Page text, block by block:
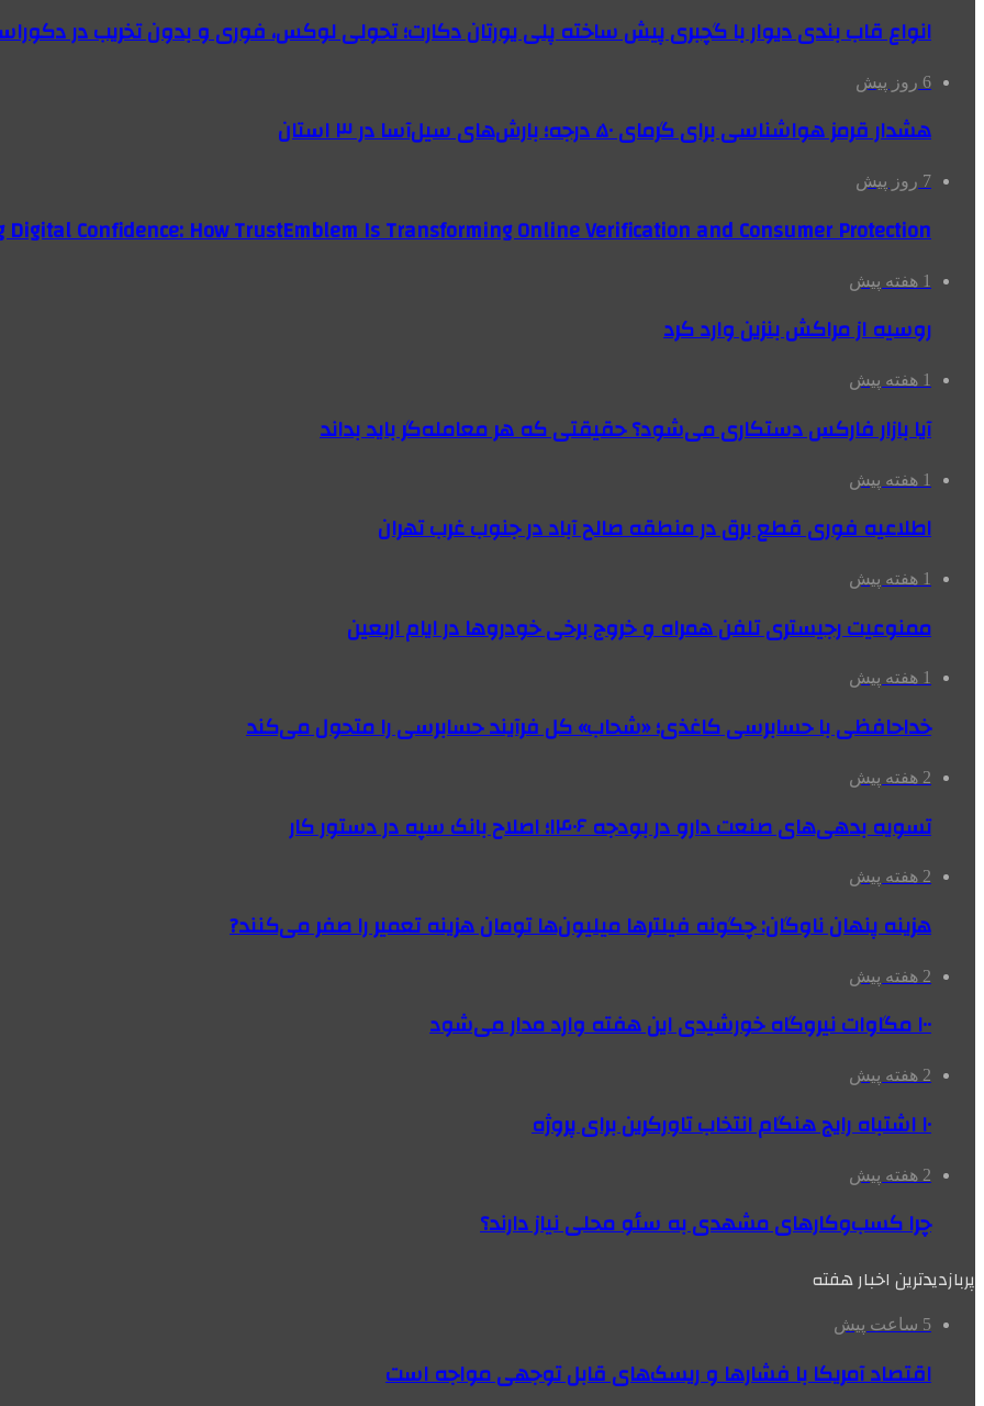
انواع قاب بندی دیوار با گچبری پیش ساخته پلی یورتان دکارت؛ تحولی لوکس، فوری و بدون تخریب در
6 روز پیش
هشدار قرمز هواشناسی برای گرمای ۵۰ درجه؛ بارش‌های سیل‌آسا در ۳ استان
7 روز پیش
Confidence: How TrustEmblem Is Transforming Online Verification and Consumer Protection
1 هفته پیش
روسیه از مراکش بنزین وارد کرد
1 هفته پیش
آیا بازار فارکس دستکاری می‌شود؟ حقیقتی که هر معامله‌گر باید بداند
1 هفته پیش
اطلاعیه فوری قطع برق در منطقه صالح آباد در جنوب غرب تهران
1 هفته پیش
ممنوعیت رجیستری تلفن همراه و خروج برخی خودروها در ایام اربعین
1 هفته پیش
خداحافظی با حسابرسی کاغذی؛ «شحاب» کل فرآیند حسابرسی را متحول می‌کند
2 هفته پیش
تسویه بدهی‌های صنعت دارو در بودجه ۱۴۰۶؛ اصلاح بانک سپه در دستور کار
2 هفته پیش
هزینه پنهان ناوگان: چگونه فیلترها میلیون‌ها تومان هزینه تعمیر را صفر می‌کنند?
2 هفته پیش
۱۰۰ مگاوات نیروگاه‌ خورشیدی این هفته وارد مدار می‌شود
2 هفته پیش
۱۰ اشتباه رایج هنگام انتخاب تاورکرین برای پروژه
2 هفته پیش
چرا کسب‌وکارهای مشهدی به سئو محلی نیاز دارند؟
پربازدیدترین اخبار هفته
5 ساعت پیش
اقتصاد آمریکا با فشارها و ریسک‌های قابل توجهی مواجه است